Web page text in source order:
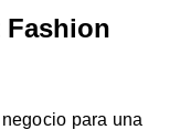
para una